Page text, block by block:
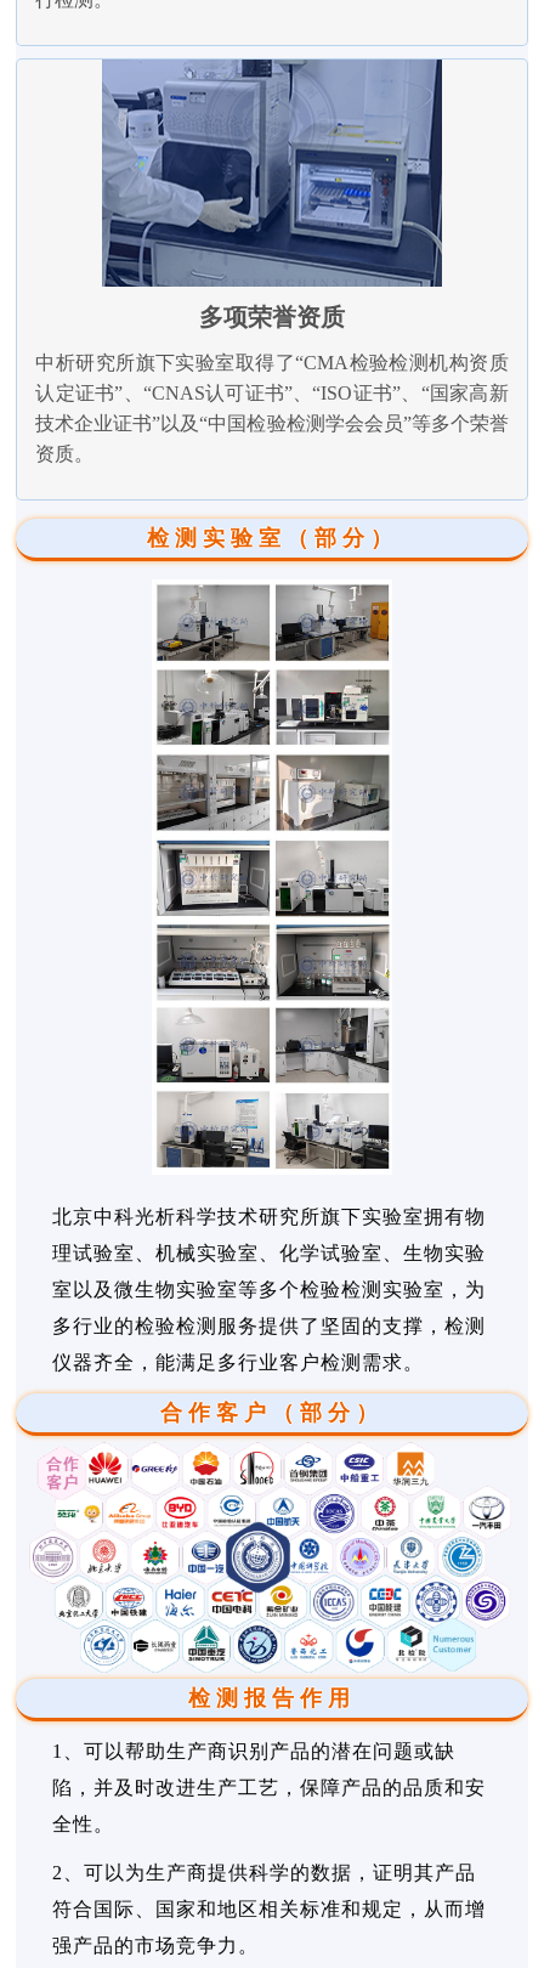
多项荣誉资质
中析研究所旗下实验室取得了“CMA检验检测机构资质
认定证书”、“CNAS认可证书”、“ISO证书”、“国家高新
技术企业证书”以及“中国检验检测学会会员”等多个荣誉
资质。
检测实验室（部分）
北京中科光析科学技术研究所旗下实验室拥有物
理试验室、机械实验室、化学试验室、生物实验
室以及微生物实验室等多个检验检测实验室，为
多行业的检验检测服务提供了坚固的支撑，检测
仪器齐全，能满足多行业客户检测需求。
合作客户（部分）
检测报告作用
1、可以帮助生产商识别产品的潜在问题或缺
陷，并及时改进生产工艺，保障产品的品质和安
全性。
2、可以为生产商提供科学的数据，证明其产品
符合国际、国家和地区相关标准和规定，从而增
强产品的市场竞争力。